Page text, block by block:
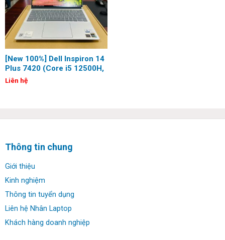
[New 100%] Dell Inspiron 14
Plus 7420 (Core i5 12500H,
16G, 512G, 14 inch, 2.2K)
Liên hệ
Thông tin chung
Giới thiệu
Kinh nghiệm
Thông tin tuyển dụng
Liên hệ Nhân Laptop
Khách hàng doanh nghiệp